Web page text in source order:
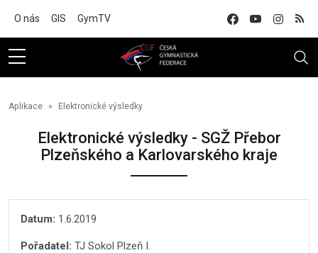
O nás GIS GymTV
Aplikace Elektronické výsledky
Elektronické výsledky - SGŽ Přebor
Plzeňského a Karlovarského kraje
Datum: 1.6.2019
Pořadatel: TJ Sokol Plzeň I.